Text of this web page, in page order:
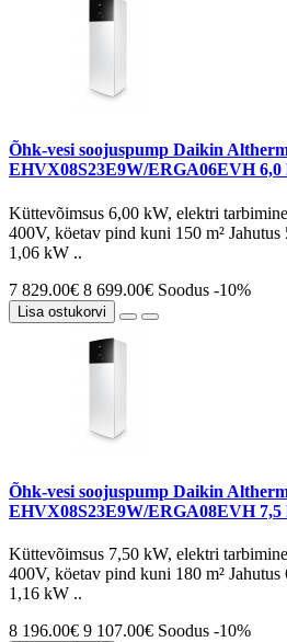
Õhk-vesi soojuspump Daikin
EHVX08S23E9W/ERGA06EVH 6,0
Küttevõimsus 6,00 kW, elektri
400V, köetav pind kuni 150 m²
1,06 kW ..
7 829.00€ 8 699.00€ Soodus -10%
Lisa ostukorvi
Õhk-vesi soojuspump Daikin
EHVX08S23E9W/ERGA08EVH 7,5
Küttevõimsus 7,50 kW, elektri
400V, köetav pind kuni 180 m²
1,16 kW ..
8 196.00€ 9 107.00€ Soodus -10%